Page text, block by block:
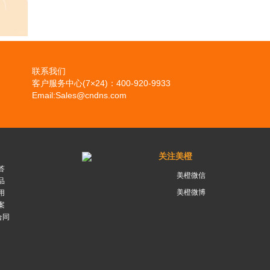
联系我们
客户服务中心(7×24)：400-920-9933
Email:Sales@cndns.com
同
关注美橙
美橙微信
美橙微博